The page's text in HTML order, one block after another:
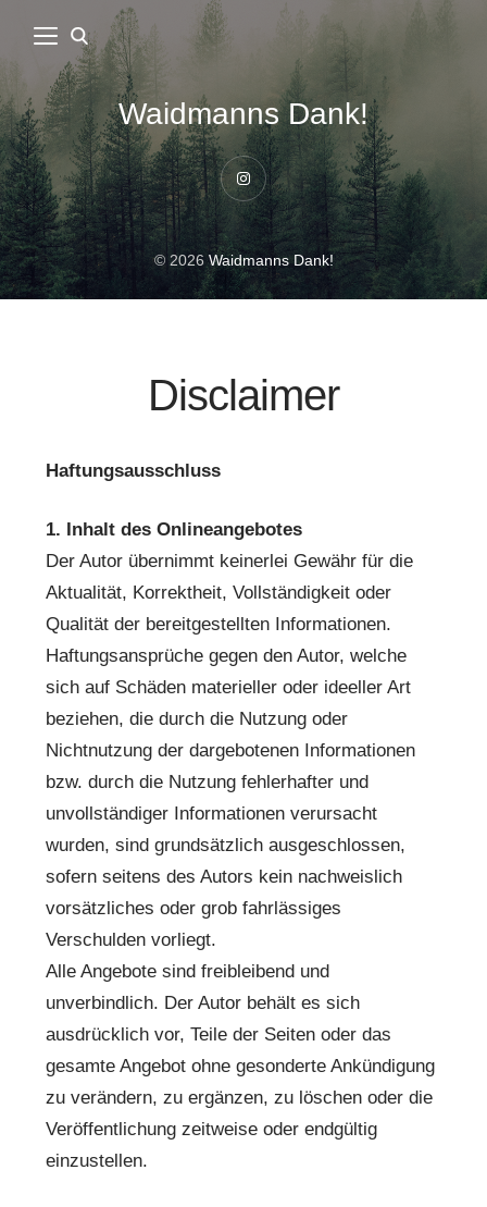
Waidmanns Dank!
Instagram
© 2026Waidmanns Dank!
Disclaimer
Haftungsausschluss
1. Inhalt des Onlineangebotes
Der Autor übernimmt keinerlei Gewähr für die
Aktualität, Korrektheit, Vollständigkeit oder
Qualität der bereitgestellten Informationen.
Haftungsansprüche gegen den Autor, welche
sich auf Schäden materieller oder ideeller Art
beziehen, die durch die Nutzung oder
Nichtnutzung der dargebotenen Informationen
bzw. durch die Nutzung fehlerhafter und
unvollständiger Informationen verursacht
wurden, sind grundsätzlich ausgeschlossen,
sofern seitens des Autors kein nachweislich
vorsätzliches oder grob fahrlässiges
Verschulden vorliegt.
Alle Angebote sind freibleibend und
unverbindlich. Der Autor behält es sich
ausdrücklich vor, Teile der Seiten oder das
gesamte Angebot ohne gesonderte Ankündigung
zu verändern, zu ergänzen, zu löschen oder die
Veröffentlichung zeitweise oder endgültig
einzustellen.